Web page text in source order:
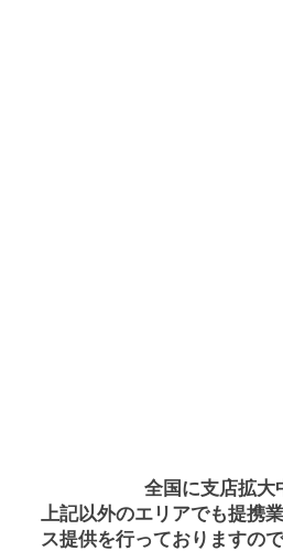
全国に支店拡大
上記以外のエリアでも提携
ス提供を行っておりますの